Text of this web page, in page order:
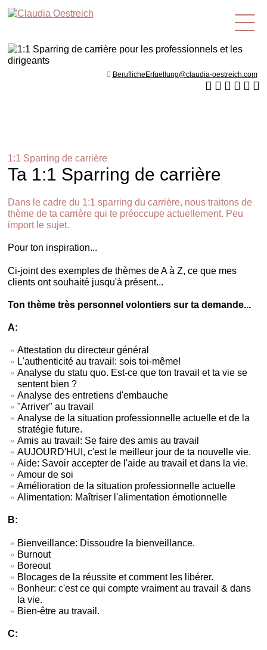
fr
BeruflicheErfuellung@claudia-oestreich.com
1:1 Sparring de carrière
Ta 1:1 Sparring de carrière
Dans le cadre du 1:1 sparring du carrière, nous traitons de
thème de ta carrière qui te préoccupe actuellement. Peu
import le sujet.
Pour ton inspiration...
Ci-joint des exemples de thèmes de A à Z, ce que mes
clients ont souhaité jusqu'à présent...
Ton thème très personnel volontiers sur ta demande...
A:
Attestation du directeur général
L'authenticité au travail: sois toi-même!
Analyse du statu quo. Est-ce que ton travail et ta vie se
sentent bien ?
Analyse des entretiens d'embauche
"Arriver" au travail
Analyse de la situation professionnelle actuelle et de la
stratégie future.
Amis au travail: Se faire des amis au travail
AUJOURD'HUI, c'est le meilleur jour de ta nouvelle vie.
Aide: Savoir accepter de l'aide au travail et dans la vie.
Amour de soi
Amélioration de la situation professionnelle actuelle
Alimentation: Maîtriser l'alimentation émotionnelle
B:
Bienveillance: Dissoudre la bienveillance.
Burnout
Boreout
Blocages de la réussite et comment les libérer.
Bonheur: c'est ce qui compte vraiment au travail & dans
la vie.
Bien-être au travail.
C: